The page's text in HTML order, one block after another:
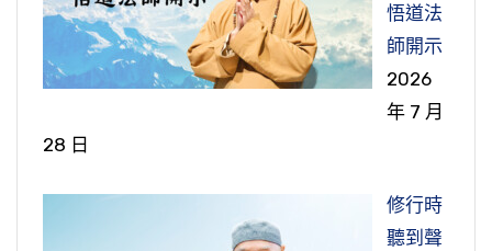
悟道法
師開示
2026
年 7 月
28 日
修行時
聽到聲